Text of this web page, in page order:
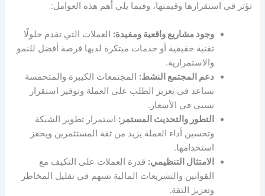
تؤثر في استقرارها وقيمتها، وفيما يلي أهم هذه العوامل:
وجود مشاريع واقعية ومفيدة:العملات التي تقدم حلولًا
تقنية حقيقية أو خدمات مبتكرة لديها فرصة أفضل للنمو
والاستمرارية.
دعم المجتمع النشط:المجتمعات الكبيرة والمتحمسة
تساعد في تعزيز الطلب على العملة وتوفير استقرار
نسبي في الأسعار.
التطور والتحديث المستمر: استمرار تطوير الشبكة
وتحسين أداء العملة يزيد من ثقة المستثمرين ويحفز
استخدامها.
الامتثال التنظيمي:قدرة العملات على التكيف مع
القوانين والتشريعات المالية تسهم في تقليل المخاطر
وتعزيز الثقة.